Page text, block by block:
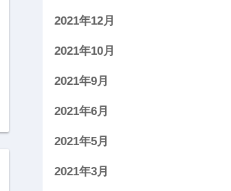
2021年12月
2021年10月
2021年9月
2021年6月
2021年5月
2021年3月